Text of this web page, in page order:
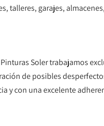
talleres, garajes,
Soler trabajamos
de posibles
y con una excelente